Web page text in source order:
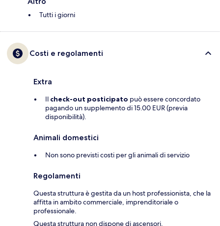
Tutti i giorni
Costi e regolamenti
Extra
Il check-out posticipato può essere concordato
pagando un supplemento di 15.00 EUR (previa
disponibilità).
Animali domestici
Non sono previsti costi per gli animali di servizio
Regolamenti
Questa struttura è gestita da un host professionista, che la
affitta in ambito commerciale, imprenditoriale o
professionale.
Questa struttura non dispone di ascensori.